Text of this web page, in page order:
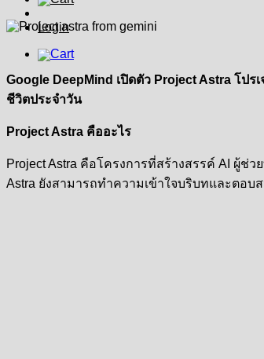
Login
Google DeepMind เปิดตัว Project Astra โป
ชีวิตประจำวัน
Project Astra คืออะไร
Project Astra คือโครงการที่สร้างสรรค์ AI ผู้
Astra ยังสามารถทำความเข้าใจบริบทและตอ